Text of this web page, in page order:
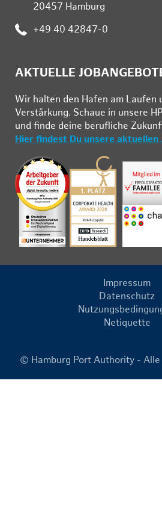
20457 Hamburg
Telefon:
+49 40 42847-0
AKTUELLE
Wir hal­ten den Ha­fen am Lau­fen
Ver­stär­kung. Schau­e in un­se­re
und fin­de deine be­ruf­li­che
Hier findest Du unsere aktuellen
Impressum
Datenschutz
Netiquette
© Hamburg Port Authority - Alle